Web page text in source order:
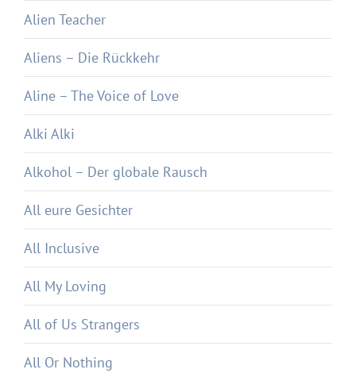
Alien Teacher
Aliens – Die Rückkehr
Aline – The Voice of Love
Alki Alki
Alkohol – Der globale Rausch
All eure Gesichter
All Inclusive
All My Loving
All of Us Strangers
All Or Nothing